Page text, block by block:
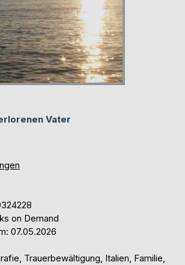
Vater
on Demand
07.05.2026
Trauerbewältigung, Italien, Familie,